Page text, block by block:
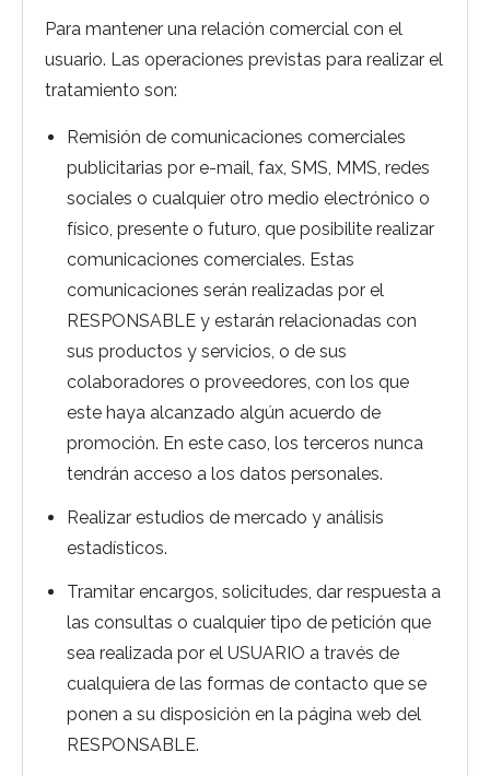
Para mantener una relación comercial con el
usuario. Las operaciones previstas para realizar el
tratamiento son:
Remisión de comunicaciones comerciales
publicitarias por e-mail, fax, SMS, MMS, redes
sociales o cualquier otro medio electrónico o
físico, presente o futuro, que posibilite realizar
comunicaciones comerciales. Estas
comunicaciones serán realizadas por el
RESPONSABLE y estarán relacionadas con
sus productos y servicios, o de sus
colaboradores o proveedores, con los que
este haya alcanzado algún acuerdo de
promoción. En este caso, los terceros nunca
tendrán acceso a los datos personales.
Realizar estudios de mercado y análisis
estadísticos.
Tramitar encargos, solicitudes, dar respuesta a
las consultas o cualquier tipo de petición que
sea realizada por el USUARIO a través de
cualquiera de las formas de contacto que se
ponen a su disposición en la página web del
RESPONSABLE.